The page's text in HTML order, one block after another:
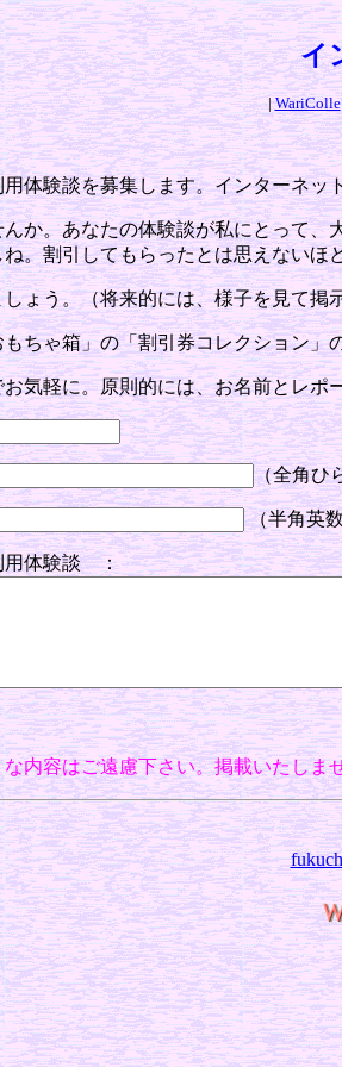
イ
|WariColle
体験談を募集します。インターネ
か。あなたの体験談が私にとって
。割引してもらったとは思えない
ょう。（将来的には、様子を見て掲
ちゃ箱」の「割引券コレクション
気軽に。原則的には、お名前とレポ
（全角ひ
（半角英
用体験談 ：
内容はご遠慮下さい。掲載いたしま